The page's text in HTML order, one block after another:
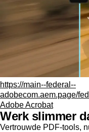
https://main--federal--
adobecom.aem.page/
Adobe Acrobat
Werk slimmer
Vertrouwde PDF-tools,